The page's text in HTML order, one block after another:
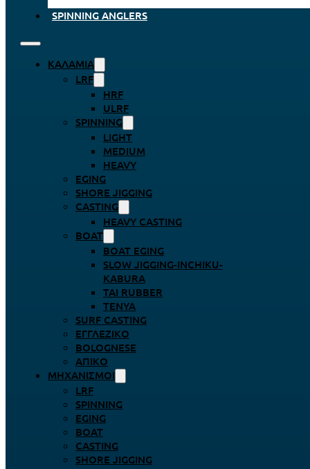
SPINNING ANGLERS
ΚΑΛΆΜΙΑ
LRF
HRF
ULRF
SPINNING
LIGHT
MEDIUM
HEAVY
EGING
SHORE JIGGING
CASTING
HEAVY CASTING
BOAT
BOAT EGING
SLOW JIGGING-INCHIKU-
KABURA
TAI RUBBER
TENYA
SURF CASTING
ΕΓΓΛΈΖΙΚΟ
BOLOGNESE
ΑΠΊΚΟ
ΜΗΧΑΝΙΣΜΟΊ
LRF
SPINNING
EGING
BOAT
CASTING
SHORE JIGGING